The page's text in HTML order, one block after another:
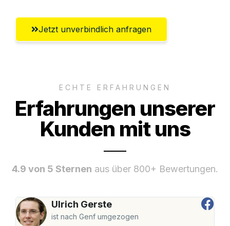
Jetzt unverbindlich anfragen
ECHTE ERFAHRUNGEN
Erfahrungen unserer
Kunden mit uns
4.9 von 5 Sternen aus über 800+ Bewertungen.
Ulrich Gerste
ist nach Genf umgezogen